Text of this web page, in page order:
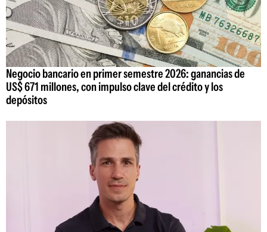
Negocio bancario en primer semestre 2026: ganancias de
US$ 671 millones, con impulso clave del crédito y los
depósitos